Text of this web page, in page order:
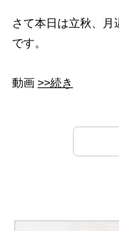
さて本日は立秋、月
です。
動画 >>続き